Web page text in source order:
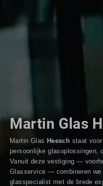
Martin Glas
Martin Glas Heesch staat
persoonlijke glasoplossingen,
Vanuit deze vestiging —
Glasservice — combineren we
glasspecialist met de brede